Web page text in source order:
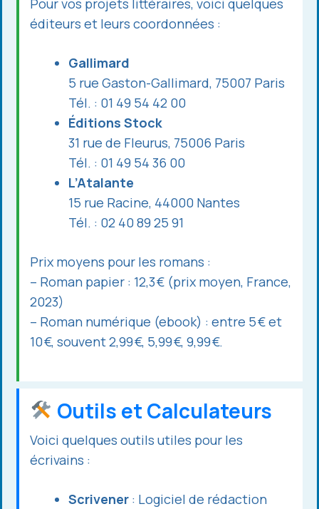
Pour vos projets littéraires, voici quelques
éditeurs et leurs coordonnées :
Gallimard
5 rue Gaston-Gallimard, 75007 Paris
Tél. : 01 49 54 42 00
Éditions Stock
31 rue de Fleurus, 75006 Paris
Tél. : 01 49 54 36 00
L’Atalante
15 rue Racine, 44000 Nantes
Tél. : 02 40 89 25 91
Prix moyens pour les romans :
– Roman papier : 12,3 € (prix moyen, France,
2023)
– Roman numérique (ebook) : entre 5 € et
10 €, souvent 2,99 €, 5,99 €, 9,99 €.
Outils et Calculateurs
Voici quelques outils utiles pour les
écrivains :
Scrivener : Logiciel de rédaction